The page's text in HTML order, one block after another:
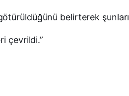
belirterek
çevrildi.”